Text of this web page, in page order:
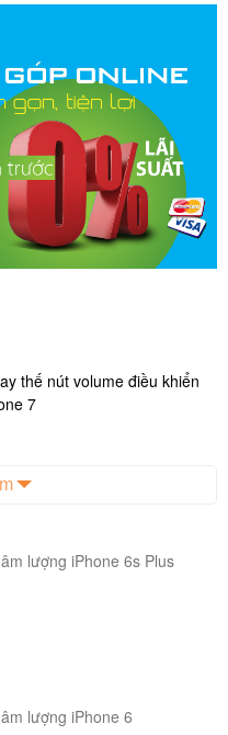
thế nút volume điều khiển
7
lượng iPhone 6s Plus
lượng iPhone 6